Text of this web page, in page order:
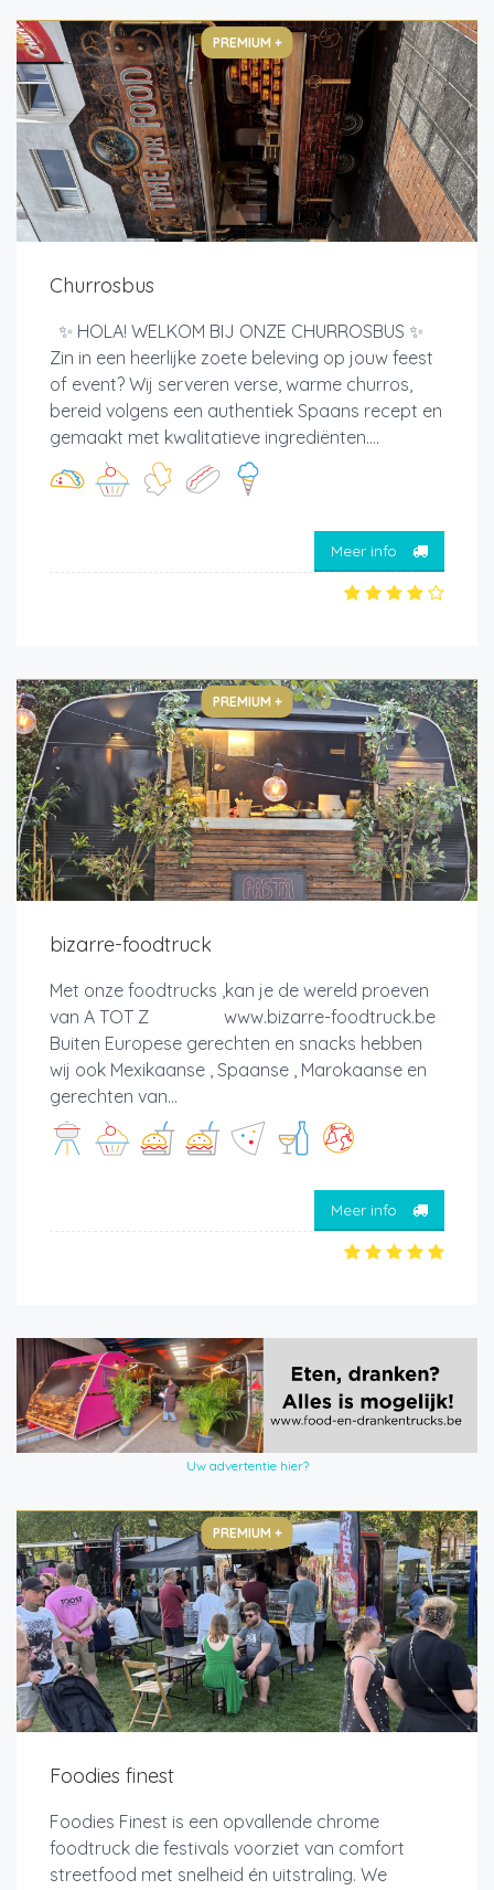
PREMIUM +
Churrosbus
✨ HOLA! WELKOM BIJ ONZE CHURROSBUS ✨
Zin in een heerlijke zoete beleving op jouw feest
of event? Wij serveren verse, warme churros,
bereid volgens een authentiek Spaans recept en
gemaakt met kwalitatieve ingrediënten....
Meer info
PREMIUM +
bizarre-foodtruck
Met onze foodtrucks ,kan je de wereld proeven
van A TOT Z www.bizarre-foodtruck.be
Buiten Europese gerechten en snacks hebben
wij ook Mexikaanse , Spaanse , Marokaanse en
gerechten van...
Meer info
Uw advertentie hier?
PREMIUM +
Foodies finest
Foodies Finest is een opvallende chrome
foodtruck die festivals voorziet van comfort
streetfood met snelheid én uitstraling. We